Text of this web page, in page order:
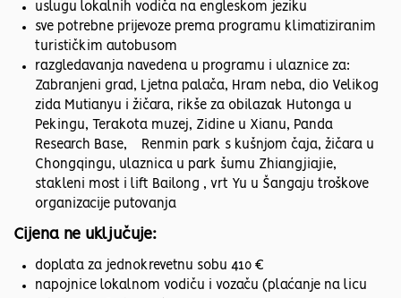
uslugu lokalnih vodiča na engleskom jeziku
sve potrebne prijevoze prema programu klimatiziranim
turističkim autobusom
razgledavanja navedena u programu i ulaznice za:
Zabranjeni grad, Ljetna palača, Hram neba, dio Velikog
zida Mutianyu i žičara, rikše za obilazak Hutonga u
Pekingu, Terakota muzej, Zidine u Xianu, Panda
Research Base, Renmin park s kušnjom čaja, žičara u
Chongqingu, ulaznica u park šumu Zhiangjiajie,
stakleni most i lift Bailong , vrt Yu u Šangaju troškove
organizacije putovanja
Cijena ne uključuje:
doplata za jednokrevetnu sobu 410 €
napojnice lokalnom vodiču i vozaču (plaćanje na licu